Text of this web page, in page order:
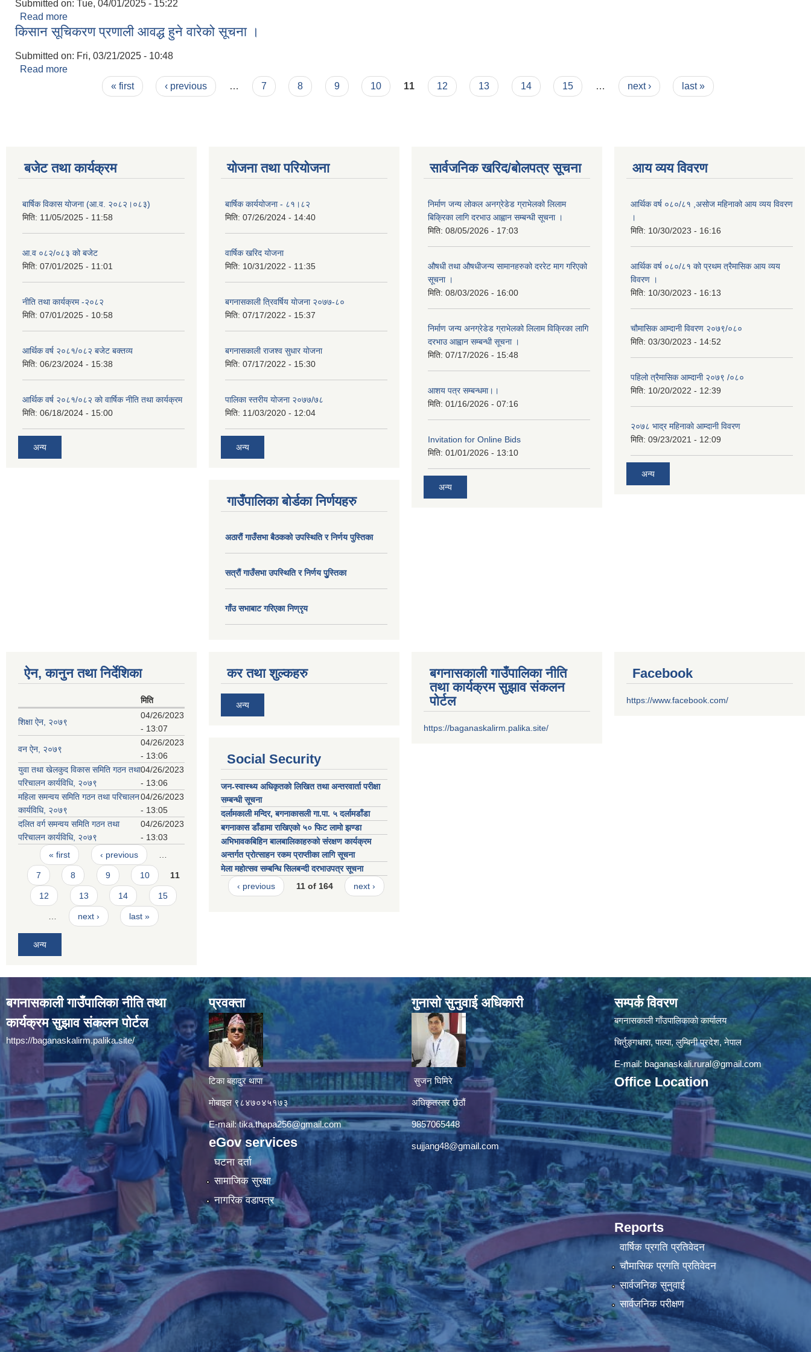
Submitted on: Tue, 04/01/2025 - 15:22
Read more
किसान सूचिकरण प्रणाली आवद्ध हुने वारेको सूचना ।
Submitted on: Fri, 03/21/2025 - 10:48
Read more
« first ‹ previous … 7 8 9 10 11 12 13 14 15 … next › last »
बजेट तथा कार्यक्रम
बार्षिक विकास योजना (आ.व. २०८२।०८३)
मिति: 11/05/2025 - 11:58
आ.व ०८२/०८३ को बजेट
मिति: 07/01/2025 - 11:01
नीति तथा कार्यक्रम -२०८२
मिति: 07/01/2025 - 10:58
आर्थिक वर्ष २०८१/०८२ बजेट बक्तव्य
मिति: 06/23/2024 - 15:38
आर्थिक वर्ष २०८१/०८२ काे वार्षिक नीति तथा कार्यक्रम
मिति: 06/18/2024 - 15:00
अन्य
योजना तथा परियोजना
बार्षिक कार्ययोजना - ८१।८२
मिति: 07/26/2024 - 14:40
वार्षिक खरिद योजना
मिति: 10/31/2022 - 11:35
बगनासकाली त्रिवर्षिय याेजना २०७७-८०
मिति: 07/17/2022 - 15:37
बगनासकाली राजश्व सुधार याेजना
मिति: 07/17/2022 - 15:30
पालिका स्तरीय योजना २०७७/७८
मिति: 11/03/2020 - 12:04
अन्य
गाउँपालिका बोर्डका निर्णयहरु
अठाराैं गाउँसभा बैठकको उपस्थिति र निर्णय पुस्तिका
सत्राैं गाउँसभा उपस्थिति र निर्णय पुु्स्तिका
गाँउ सभाबाट गरिएका निण्रृय
सार्वजनिक खरिद/बोलपत्र सूचना
निर्माण जन्य लोकल अनग्रेडेड ग्राभेलको लिलाम
बिक्रिका लागि दरभाउ आह्वान सम्बन्धी सूचना ।
मिति: 08/05/2026 - 17:03
औषधी तथा औषधीजन्य सामानहरुको दररेट माग गरिएको
सूचना ।
मिति: 08/03/2026 - 16:00
निर्माण जन्य अनग्रेडेड ग्राभेलको लिलाम विक्रिका लागि
दरभाउ आह्वान सम्बन्धी सूचना ।
मिति: 07/17/2026 - 15:48
आशय पत्र सम्बन्धमा।।
मिति: 01/16/2026 - 07:16
Invitation for Online Bids
मिति: 01/01/2026 - 13:10
अन्य
आय व्यय विवरण
आर्थिक वर्ष ०८०/८१ ,असोज महिनाको आय व्यय विवरण
।
मिति: 10/30/2023 - 16:16
आर्थिक वर्ष ०८०/८१ को प्रथम त्रैमासिक आय व्यय
विवरण ।
मिति: 10/30/2023 - 16:13
चौमासिक आम्दानी विवरण २०७९/०८०
मिति: 03/30/2023 - 14:52
पहिलो त्रैमासिक आम्दानी २०७९ /०८०
मिति: 10/20/2022 - 12:39
२०७८ भाद्र महिनाकाे आम्दानी विवरण
मिति: 09/23/2021 - 12:09
अन्य
ऐन, कानुन तथा निर्देशिका
मिति
शिक्षा ऐन, २०७९
04/26/2023
- 13:07
वन ऐन, २०७९
04/26/2023
- 13:06
युवा तथा खेलकुद विकास समिति गठन तथा
परिचालन कार्यविधि, २०७९
04/26/2023
- 13:06
महिला समन्वय समिति गठन तथा परिचालन
कार्यविधि, २०७९
04/26/2023
- 13:05
दलित वर्ग समन्वय समिति गठन तथा
परिचालन कार्यविधि, २०७९
04/26/2023
- 13:03
Pages
« first ‹ previous
7 8 9 10 11
12 13 14 15
next › last »
अन्य
कर तथा शुल्कहरु
अन्य
Social Security
जन-स्वास्थ्य अधिकृतको लिखित तथा अन्तरवार्ता परीक्षा
सम्बन्धी सूचना
दर्लामकाली मन्दिर, बगनाकासली गा.पा. ५ दर्लामडाँडा
बगनाकास डाँडामा राखिएको ५० फिट लामो झण्डा
अभिभावकबिहिन बालबालिकाहरुको संरक्षण कार्यक्रम
अन्तर्गत प्रोत्साहन रकम प्राप्तीका लागि सूचना
मेला महोत्सव सम्बन्धि सिलबन्दी दरभाउपत्र सूचना
‹ previous
11 of 164 next ›
बगनासकाली गाउँपालिका नीति
तथा कार्यक्रम सुझाव संकलन
पोर्टल
https://baganaskalirm.palika.site/
Facebook
https://www.facebook.com/
बगनासकाली गाउँपालिका नीति तथा
कार्यक्रम सुझाव संकलन पोर्टल
https://baganaskalirm.palika.site/
प्रवक्ता
टिका बहादुर थापा
माे‍बाइल ९८४७०४५१७३
E-mail:tika.thapa256@gmail.com
eGov services
घटना दर्ता
सामाजिक सुरक्षा
नागरिक वडापत्र
गुनासाे सुनुवाई अधिकारी
सुजन घिमिरे
अधिकृतस्तर छैठौं‌
9857065448
sujjang48@gmail.com
सम्पर्क विवरण
बगनासकाली गाँउपालिकाकाे कार्यालय
चिर्तुङ्गधारा, पाल्पा, लुम्बिनी प्रदेश, नेपाल
E-mail:baganaskali.rural@gmail.com
Office Location
Reports
वार्षिक प्रगति प्रतिवेदन
चौमासिक प्रगति प्रतिवेदन
सार्वजनिक सुनुवाई
सार्वजनिक परीक्षण